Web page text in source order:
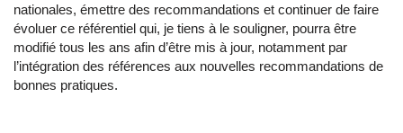
nationales, émettre des recommandations et continuer de faire
évoluer ce référentiel qui, je tiens à le souligner, pourra être
modifié tous les ans afin d’être mis à jour, notamment par
l’intégration des références aux nouvelles recommandations de
bonnes pratiques.